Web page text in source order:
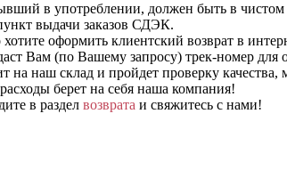
в употреблении, должен быть в
выдачи заказов СДЭК.
оформить клиентский возврат в
Вам (по Вашему запросу) трек-номер для
на наш склад и пройдет проверку
берет на себя наша компания!
в раздел возврата и свяжитесь с нами!